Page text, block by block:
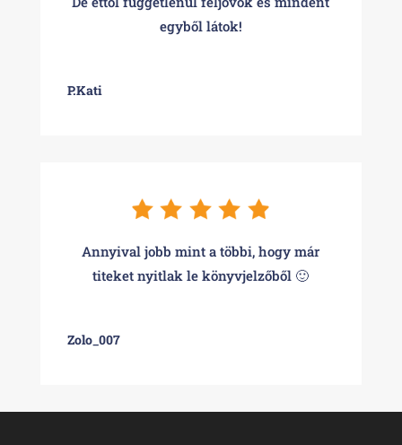
egyből látok!
P.Kati
Annyival jobb mint a többi, hogy már
titeket nyitlak le könyvjelzőből 🙂
Zolo_007